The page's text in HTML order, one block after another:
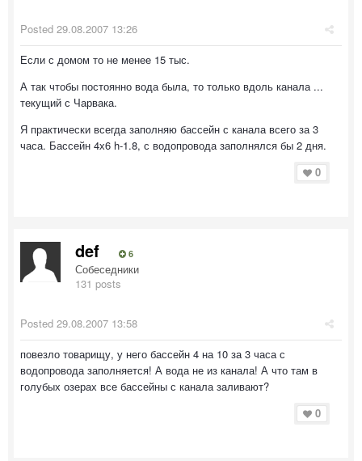
Posted 29.08.2007 13:26
Если с домом то не менее 15 тыс.
А так чтобы постоянно вода была, то только вдоль канала ...
текущий с Чарвака.
Я практически всегда заполняю бассейн с канала всего за 3
часа. Бассейн 4х6 h-1.8, с водопровода заполнялся бы 2 дня.
0
def 6
Собеседники
131 posts
Posted 29.08.2007 13:58
повезло товарищу, у него бассейн 4 на 10 за 3 часа с
водопровода заполняется! А вода не из канала! А что там в
голубых озерах все бассейны с канала заливают?
0